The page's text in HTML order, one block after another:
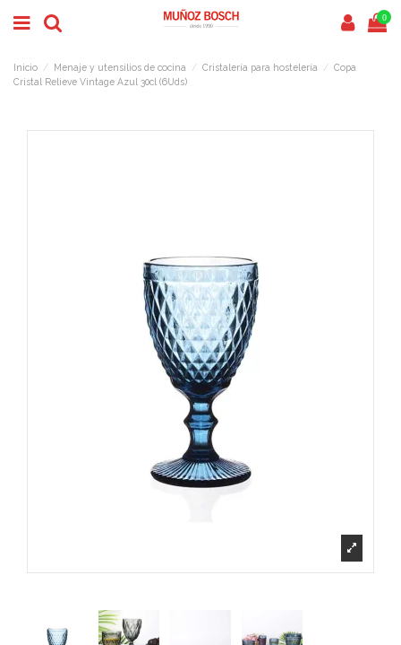
0
Inicio Menaje y utensilios de cocina Cristalería para hostelería
Copa
Cristal Relieve Vintage Azul 30cl (6Uds)